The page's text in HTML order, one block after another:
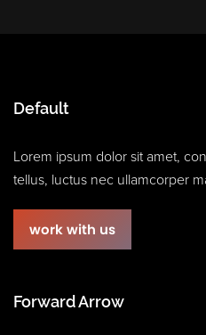
Default
Lorem ipsum dolor sit amet,
tellus, luctus nec ullamcorper
work with us
Forward Arrow